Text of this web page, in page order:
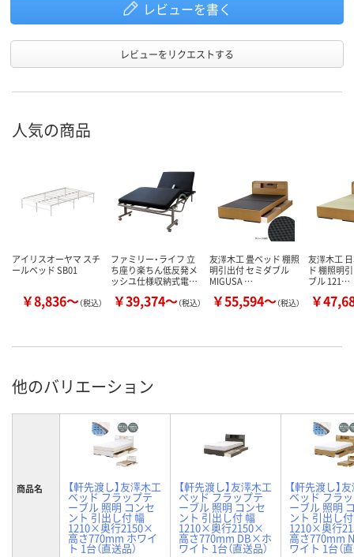
レビューを書く
レビューをリクエストする
人気の商品
アイリスオーヤマ スチ
ールベッド SB01
￥8,836～（税込）
ファミリー・ライフ 立
ち座り楽ちん低反発メ
ッシユ仕様収納式電…
￥39,374～（税込）
友澤木工 畳ベッド 棚照
明引出付 セミダブル
MIGUSA …
￥55,594～（税込）
友澤木工
ド 棚照明
ブル 121…
￥
他のバリエーション
商品名 【軒先渡し】友澤木工
ベッド フラップテ
ーブル 照明 コンセ
ント 引出し付 幅
1210×奥行2150×
高さ770mm ホワイ
ト 1台（直送品）
【軒先渡し】友澤木工
ベッド フラップテ
ーブル 照明 コンセ
ント 引出し付 幅
1210×奥行2150×
高さ770mm DB×ホ
ワイト 1台（直送品）
【軒先渡し】
ベッド フラ
ーブル 照明
ント 引出し
1210×奥行
高さ770mm
ワイト 1台（